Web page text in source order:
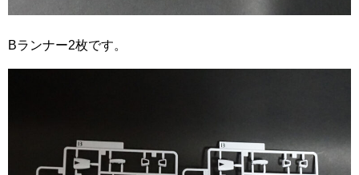
Bランナー2枚です。